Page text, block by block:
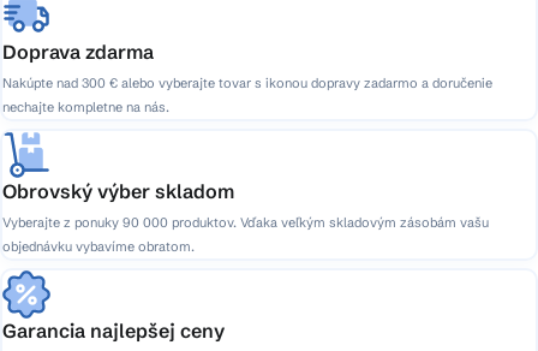
Doprava zdarma
Nakúpte nad 300 € alebo vyberajte tovar s ikonou dopravy zadarmo a doručenie
nechajte kompletne na nás.
Obrovský výber skladom
Vyberajte z ponuky 90 000 produktov. Vďaka veľkým skladovým zásobám vašu
objednávku vybavíme obratom.
Garancia najlepšej ceny